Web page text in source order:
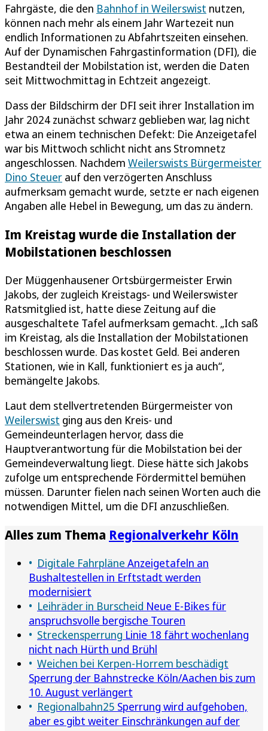
Fahrgäste, die den Bahnhof in Weilerswist nutzen,
können nach mehr als einem Jahr Wartezeit nun
endlich Informationen zu Abfahrtszeiten einsehen.
Auf der Dynamischen Fahrgastinformation (DFI), die
Bestandteil der Mobilstation ist, werden die Daten
seit Mittwochmittag in Echtzeit angezeigt.
Dass der Bildschirm der DFI seit ihrer Installation im
Jahr 2024 zunächst schwarz geblieben war, lag nicht
etwa an einem technischen Defekt: Die Anzeigetafel
war bis Mittwoch schlicht nicht ans Stromnetz
angeschlossen. Nachdem Weilerswists Bürgermeister
Dino Steuer auf den verzögerten Anschluss
aufmerksam gemacht wurde, setzte er nach eigenen
Angaben alle Hebel in Bewegung, um das zu ändern.
Im Kreistag wurde die Installation der
Mobilstationen beschlossen
Der Müggenhausener Ortsbürgermeister Erwin
Jakobs, der zugleich Kreistags- und Weilerswister
Ratsmitglied ist, hatte diese Zeitung auf die
ausgeschaltete Tafel aufmerksam gemacht. „Ich saß
im Kreistag, als die Installation der Mobilstationen
beschlossen wurde. Das kostet Geld. Bei anderen
Stationen, wie in Kall, funktioniert es ja auch“,
bemängelte Jakobs.
Laut dem stellvertretenden Bürgermeister von
Weilerswist ging aus den Kreis- und
Gemeindeunterlagen hervor, dass die
Hauptverantwortung für die Mobilstation bei der
Gemeindeverwaltung liegt. Diese hätte sich Jakobs
zufolge um entsprechende Fördermittel bemühen
müssen. Darunter fielen nach seinen Worten auch die
notwendigen Mittel, um die DFI anzuschließen.
Alles zum Thema Regionalverkehr Köln
Digitale Fahrpläne Anzeigetafeln an
Bushaltestellen in Erftstadt werden
modernisiert
Leihräder in Burscheid Neue E-Bikes für
anspruchsvolle bergische Touren
Streckensperrung Linie 18 fährt wochenlang
nicht nach Hürth und Brühl
Weichen bei Kerpen-Horrem beschädigt
Sperrung der Bahnstrecke Köln/Aachen bis zum
10. August verlängert
Regionalbahn25 Sperrung wird aufgehoben,
aber es gibt weiter Einschränkungen auf der